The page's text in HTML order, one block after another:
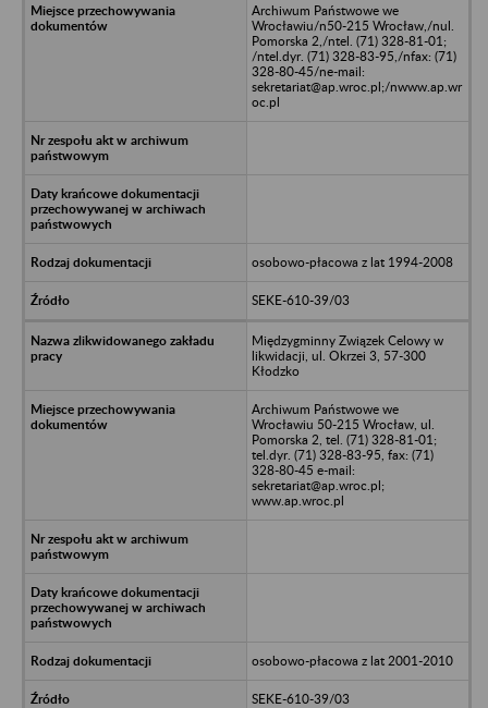
Archiwum Państwowe we
Wrocławiu/n50-215 Wrocław,/nul.
Pomorska 2,/ntel. (71) 328-81-01;
/ntel.dyr. (71) 328-83-95,/nfax: (71)
328-80-45/ne-mail:
sekretariat@ap.wroc.pl;/nwww.ap.wr
oc.pl
osobowo-płacowa z lat 1994-2008
SEKE-610-39/03
Międzygminny Związek Celowy w
likwidacji, ul. Okrzei 3, 57-300
Kłodzko
Archiwum Państwowe we
Wrocławiu 50-215 Wrocław, ul.
Pomorska 2, tel. (71) 328-81-01;
tel.dyr. (71) 328-83-95, fax: (71)
328-80-45 e-mail:
sekretariat@ap.wroc.pl;
www.ap.wroc.pl
osobowo-płacowa z lat 2001-2010
SEKE-610-39/03